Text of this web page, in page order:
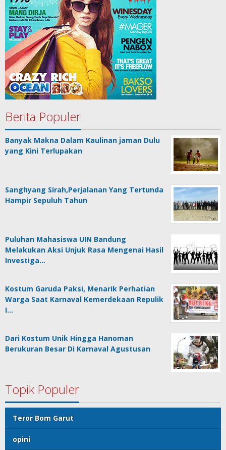
Berita Populer
Banyak Makna Dalam Kaulinan jaman Dulu
yang Kini Terlupakan
Sanghyang Sirah,Perjalanan Yang Tertunda
Hampir Sepuluh Tahun
Puluhan Mahasiswa UIN Bandung
Melakukan Aksi Unjuk Rasa Mengenai Hasil
Investiga…
Kostum Garuda Paksi, Menarik Perhatian
Warga Saat Karnaval Kemerdekaan Repulik
I…
Dari Kostum Unik Hingga Hanoman
Berukuran Besar Di Karnaval Agustusan
Topik Populer
Teror Bom Garut
opini